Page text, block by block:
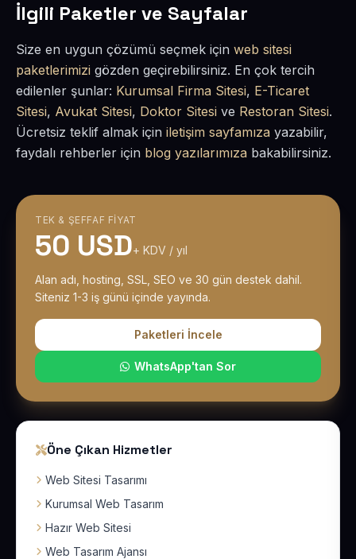
İlgili Paketler ve Sayfalar
Size en uygun çözümü seçmek için web sitesi
paketlerimizi gözden geçirebilirsiniz. En çok tercih
edilenler şunlar: Kurumsal Firma Sitesi, E-Ticaret
Sitesi, Avukat Sitesi, Doktor Sitesi ve Restoran Sitesi.
Ücretsiz teklif almak için iletişim sayfamıza yazabilir,
faydalı rehberler için blog yazılarımıza bakabilirsiniz.
TEK & ŞEFFAF FIYAT
50 USD+ KDV / yıl
Alan adı, hosting, SSL, SEO ve 30 gün destek dahil.
Siteniz 1-3 iş günü içinde yayında.
Paketleri İncele
WhatsApp'tan Sor
Öne Çıkan Hizmetler
Web Sitesi Tasarımı
Kurumsal Web Tasarım
Hazır Web Sitesi
Web Tasarım Ajansı